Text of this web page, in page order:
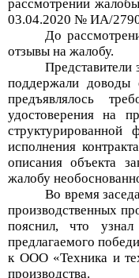
рассмотрении
03.04.2020 № ИА/
До
отзывы на жалобу.
Представители
поддержали доводы
предъявлялось
удостоверения на
исполнения
описания объекта
жалобу
Во время
производственных
пояснил, что
предлагаемого
к ООО «Техника и
производства.